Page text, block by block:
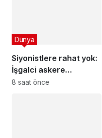
Siyonistlere rahat yok:
İşgalci askere
Filipinler’de saldırı
Dünya
8 saat önce